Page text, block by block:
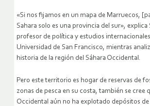
«Si nos fijamos en un mapa de Marruecos,
Sahara solo es una provincia del sur», explica
profesor de política y estudios
Universidad de San Francisco, mientras
historia de la región del Sáhara Occidental.
Pero este territorio es hogar de reservas de
zonas de pesca en su costa, también se cree
Occidental aún no ha explotado depósitos